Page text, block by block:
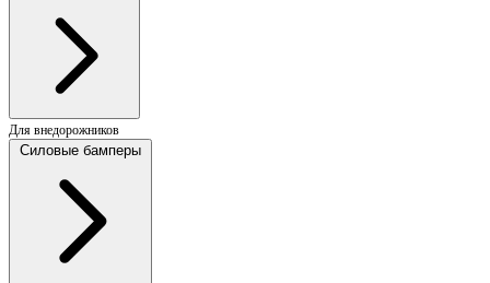
Для внедорожников
Силовые бамперы